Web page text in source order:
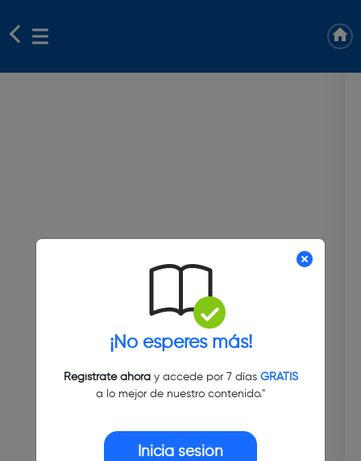
¡No esperes más!
Regístrate ahoray accede por 7 días GRATIS
a lo mejor de nuestro contenido."
Inicia sesión